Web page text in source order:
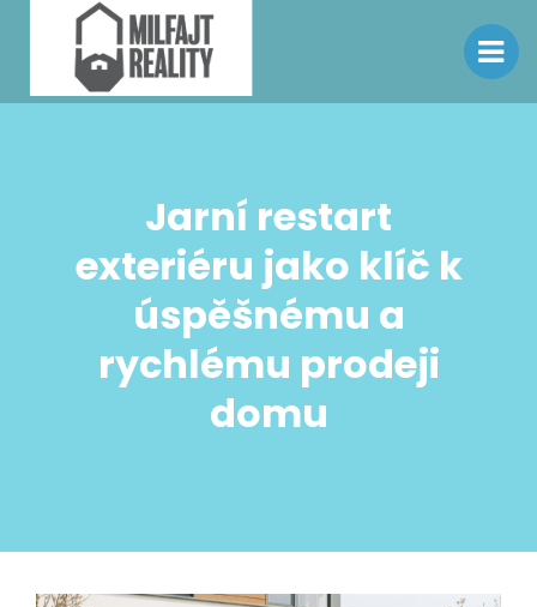
Jarní restart
exteriéru jako klíč k
úspěšnému a
rychlému prodeji
domu